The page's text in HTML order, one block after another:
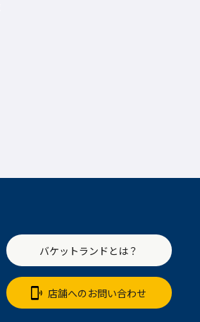
バケットランドとは？
店舗へのお問い合わせ